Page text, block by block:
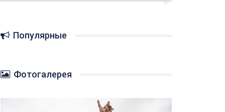
Популярные
Фотогалерея